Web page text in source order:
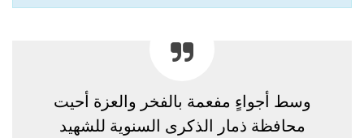
وسط أجواءٍ مفعمة بالفخر والعزة أحيت
محافظة ذمار الذكرى السنوية للشهيد